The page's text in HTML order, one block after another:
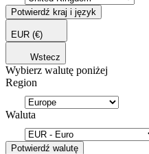
Potwierdź kraj i język
EUR (€)
Wstecz
Wybierz walutę poniżej
Region
Waluta
Potwierdź walutę